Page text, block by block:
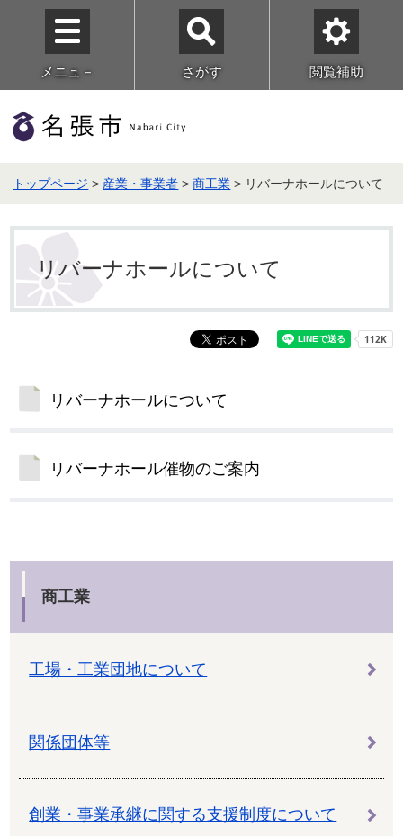
メニュ－ さがす 閲覧補助
トップページ > 産業・事業者 >商工業 > リバーナホールについて
リバーナホールについて
リバーナホールについて
リバーナホール催物のご案内
商工業
工場・工業団地について
関係団体等
創業・事業承継に関する支援制度について